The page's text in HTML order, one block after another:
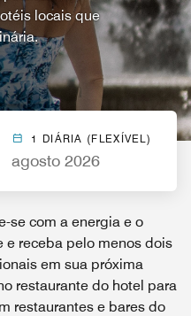
locais que
Autograph Collection
1 DIÁRIA (FLEXÍVEL)
agosto 2026
se com a energia e o
receba pelo menos dois
em sua próxima
restaurante do hotel para
restaurantes e bares do